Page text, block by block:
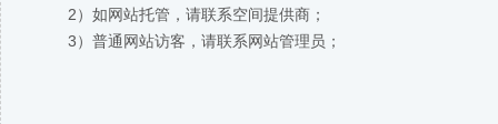
2）如网站托管，请联系空间提供商；
3）普通网站访客，请联系网站管理员；